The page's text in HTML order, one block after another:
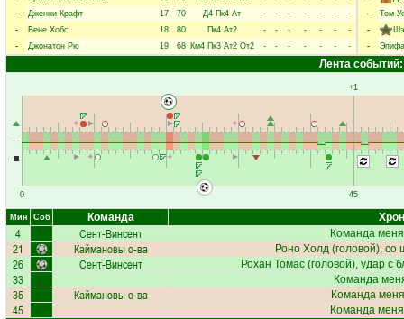
-
Дженни Крафт 17 70 Д4 Пк4 Ат - - - - - -
-
-
Вене Хобс 18 80 Пк4 Ат2 - - - - - -
-
-
Джонатон Рю 19 68 Км4 Пк3 Ат2 От2 - - - - - - -
-
Том
-
-
Лента событий:
0
+1
45
Мин Соб Команда
4 Сент-Винсент Команда
21 Каймановы о-ва Роно Холд (головой),
26 Сент-Винсент Рохан Томас(головой), удар с
33 Команда
35 Каймановы о-ва Команда
45 Команда